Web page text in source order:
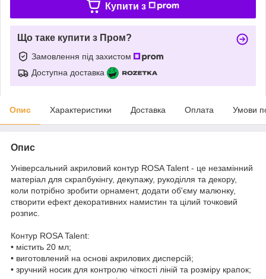
Купити з
Що таке купити з Пром?
Замовлення під захистом
Доступна доставка
Опис Характеристики Доставка Оплата Умови
Опис
Універсальний акриловий контур ROSA Talent - це незамінний
матеріал для скрапбукінгу, декупажу, рукоділля та декору,
коли потрібно зробити орнамент, додати об'єму малюнку,
створити ефект декоративних намистин та цілий точковий
розпис.
Контур ROSA Talent:
• містить 20 мл;
• виготовлений на основі акрилових дисперсій;
• зручний носик для контролю чіткості ліній та розміру крапок;